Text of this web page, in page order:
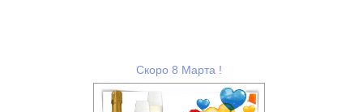
Скоро 8 Марта !